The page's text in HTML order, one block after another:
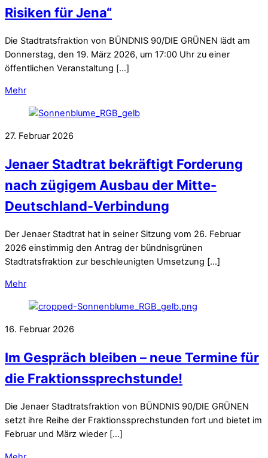
Risiken für Jena“
Die Stadtratsfraktion von BÜNDNIS 90/DIE GRÜNEN lädt am
Donnerstag, den 19. März 2026, um 17:00 Uhr zu einer
öffentlichen Veranstaltung […]
Mehr
27. Februar 2026
Jenaer Stadtrat bekräftigt Forderung
nach zügigem Ausbau der Mitte-
Deutschland-Verbindung
Der Jenaer Stadtrat hat in seiner Sitzung vom 26. Februar
2026 einstimmig den Antrag der bündnisgrünen
Stadtratsfraktion zur beschleunigten Umsetzung […]
Mehr
16. Februar 2026
Im Gespräch bleiben – neue Termine für
die Fraktionssprechstunde!
Die Jenaer Stadtratsfraktion von BÜNDNIS 90/DIE GRÜNEN
setzt ihre Reihe der Fraktionssprechstunden fort und bietet im
Februar und März wieder […]